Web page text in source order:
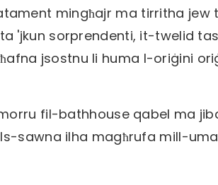
mingħajr ma tirritha jew
'jkun sorprendenti, it-twelid
jsostnu li huma l-oriġini
fil-bathhouse qabel ma
sawna ilha magħrufa mill-